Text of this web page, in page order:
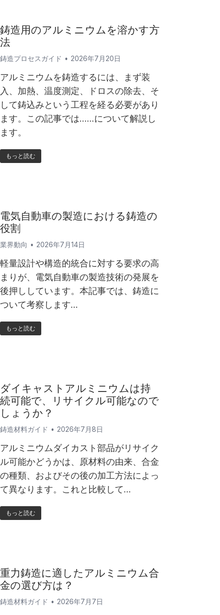
鋳造用のアルミニウムを溶かす方
法
鋳造プロセスガイド 2026年7月20日
アルミニウムを鋳造するには、まず装
入、加熱、温度測定、ドロスの除去、そ
して鋳込みという工程を経る必要があり
ます。この記事では……について解説し
ます。
もっと読む
電気自動車の製造における鋳造の
役割
業界動向 2026年7月14日
軽量設計や構造的統合に対する要求の高
まりが、電気自動車の製造技術の発展を
後押ししています。本記事では、鋳造に
ついて考察します…
もっと読む
ダイキャストアルミニウムは持
続可能で、リサイクル可能なので
しょうか？
鋳造材料ガイド 2026年7月8日
アルミニウムダイカスト部品がリサイク
ル可能かどうかは、原材料の由来、合金
の種類、およびその後の加工方法によっ
て異なります。これと比較して…
もっと読む
重力鋳造に適したアルミニウム合
金の選び方は？
鋳造材料ガイド 2026年7月7日